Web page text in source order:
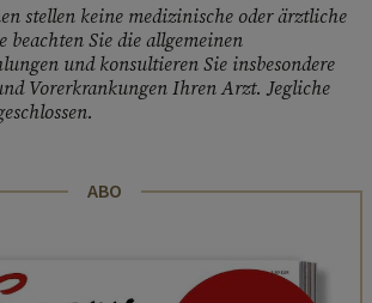
stellen keine medizinische oder ärztliche
beachten Sie die allgemeinen
und konsultieren Sie insbesondere
Vorerkrankungen Ihren Arzt. Jegliche
ABO